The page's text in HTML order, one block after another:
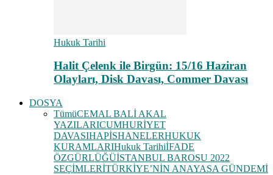
Hukuk Tarihi
Halit Çelenk ile Birgün: 15/16 Haziran
Olayları, Disk Davası, Commer Davası
DOSYA
TümüCEMAL BALİ AKAL
YAZILARICUMHURİYET
DAVASIHAPİSHANELERHUKUK
KURAMLARIHukuk TarihiİFADE
ÖZGÜRLÜĞÜİSTANBUL BAROSU 2022
SEÇİMLERİTÜRKİYE’NİN ANAYASA GÜNDEMİ